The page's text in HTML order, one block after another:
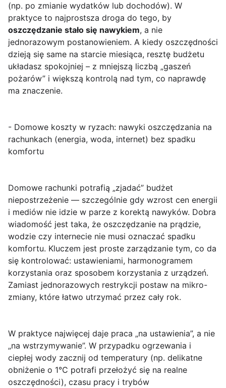
(np. po zmianie wydatków lub dochodów). W
praktyce to najprostsza droga do tego, by
oszczędzanie stało się nawykiem, a nie
jednorazowym postanowieniem. A kiedy oszczędności
dzieją się same na starcie miesiąca, resztę budżetu
układasz spokojniej – z mniejszą liczbą „gaszeń
pożarów” i większą kontrolą nad tym, co naprawdę
ma znaczenie.
- Domowe koszty w ryzach: nawyki oszczędzania na
rachunkach (energia, woda, internet) bez spadku
komfortu
Domowe rachunki potrafią „zjadać” budżet
niepostrzeżenie — szczególnie gdy wzrost cen energii
i mediów nie idzie w parze z korektą nawyków. Dobra
wiadomość jest taka, że oszczędzanie na prądzie,
wodzie czy internecie nie musi oznaczać spadku
komfortu. Kluczem jest proste zarządzanie tym, co da
się kontrolować: ustawieniami, harmonogramem
korzystania oraz sposobem korzystania z urządzeń.
Zamiast jednorazowych restrykcji postaw na mikro-
zmiany, które łatwo utrzymać przez cały rok.
W praktyce najwięcej daje praca „na ustawienia”, a nie
„na wstrzymywanie”. W przypadku ogrzewania i
ciepłej wody zacznij od temperatury (np. delikatne
obniżenie o 1°C potrafi przełożyć się na realne
oszczędności), czasu pracy i trybów